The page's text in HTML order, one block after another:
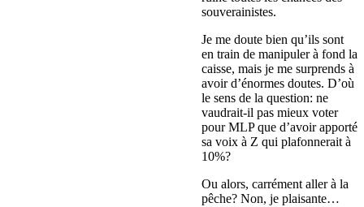
souverainistes.
Je me doute bien qu’ils sont
en train de manipuler à fond la
caisse, mais je me surprends à
avoir d’énormes doutes. D’où
le sens de la question: ne
vaudrait-il pas mieux voter
pour MLP que d’avoir apporté
sa voix à Z qui plafonnerait à
10%?
Ou alors, carrément aller à la
pêche? Non, je plaisante…